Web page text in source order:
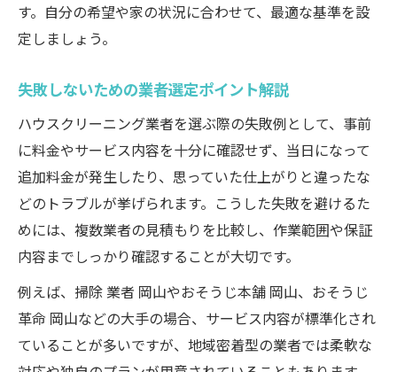
す。自分の希望や家の状況に合わせて、最適な基準を設
定しましょう。
失敗しないための業者選定ポイント解説
ハウスクリーニング業者を選ぶ際の失敗例として、事前
に料金やサービス内容を十分に確認せず、当日になって
追加料金が発生したり、思っていた仕上がりと違ったな
どのトラブルが挙げられます。こうした失敗を避けるた
めには、複数業者の見積もりを比較し、作業範囲や保証
内容までしっかり確認することが大切です。
例えば、掃除 業者 岡山やおそうじ本舗 岡山、おそうじ
革命 岡山などの大手の場合、サービス内容が標準化され
ていることが多いですが、地域密着型の業者では柔軟な